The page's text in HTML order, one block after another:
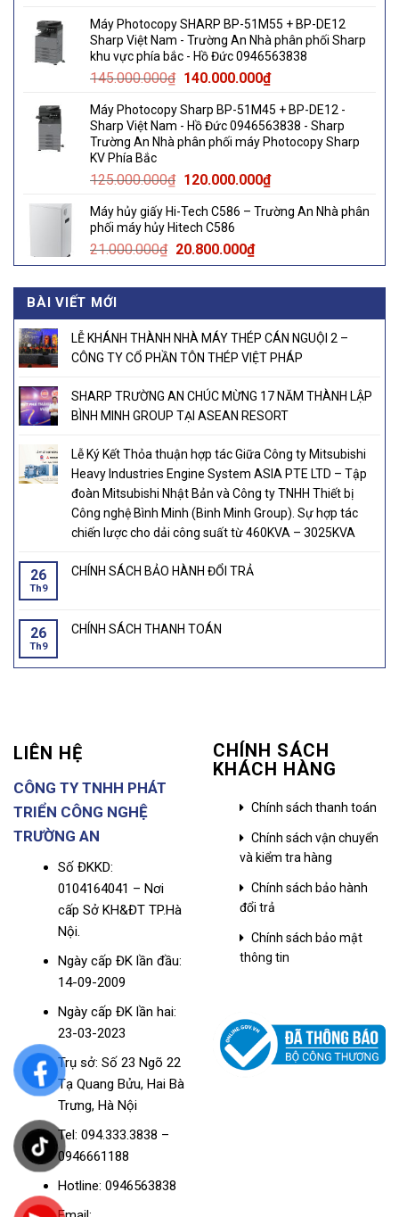
was:
180.000.000₫.
is:
178.000.000₫.
Máy Photocopy SHARP BP-51M55 + BP-DE12
Sharp Việt Nam - Trường An Nhà phân phối Sharp
khu vực phía bắc - Hồ Đức 0946563838
145.000.000₫ Original
was:
145.000.000₫.
140.000.000₫Current
is:
140.000.000₫.
Máy Photocopy Sharp BP-51M45 + BP-DE12 -
Sharp Việt Nam - Hồ Đức 0946563838 - Sharp
Trường An Nhà phân phối máy Photocopy Sharp
KV Phía Bắc
125.000.000₫ Original
was:
125.000.000₫.
120.000.000₫Current
is:
Máy hủy giấy Hi-Tech C586 – Trường An Nhà phân
phối máy hủy Hitech C586
21.000.000₫ Original
price
was:
20.800.000₫Current
price
is:
BÀI VIẾT MỚI
LỄ KHÁNH THÀNH NHÀ MÁY THÉP CÁN NGUỘI 2 –
CÔNG TY CỔ PHẦN TÔN THÉP VIỆT PHÁP
SHARP TRƯỜNG AN CHÚC MỪNG 17 NĂM THÀNH LẬP
BÌNH MINH GROUP TẠI ASEAN RESORT
Lễ Ký Kết Thỏa thuận hợp tác Giữa Công ty Mitsubishi
Heavy Industries Engine System ASIA PTE LTD – Tập
đoàn Mitsubishi Nhật Bản và Công ty TNHH Thiết bị
Công nghệ Bình Minh (Binh Minh Group). Sự hợp tác
chiến lược cho dải công suất từ 460KVA – 3025KVA
26
Th9
CHÍNH SÁCH BẢO HÀNH ĐỔI TRẢ
26
Th9
CHÍNH SÁCH THANH TOÁN
LIÊN HỆ
CÔNG TY TNHH PHÁT
TRIỂN CÔNG NGHỆ
TRƯỜNG AN
Số ĐKKD:
0104164041 – Nơi
cấp Sở KH&ĐT TP.Hà
Nội.
Ngày cấp ĐK lần đầu:
14-09-2009
Ngày cấp ĐK lần hai:
23-03-2023
Trụ sở: Số 23 Ngõ 22
Tạ Quang Bửu, Hai Bà
Trưng, Hà Nội
Tel: 094.333.3838 –
0946661188
Hotline: 0946563838
CHÍNH SÁCH
KHÁCH HÀNG
Chính sách thanh toán
Chính sách vận chuyển
và kiểm tra hàng
Chính sách bảo hành
đổi trả
Chính sách bảo mật
thông tin